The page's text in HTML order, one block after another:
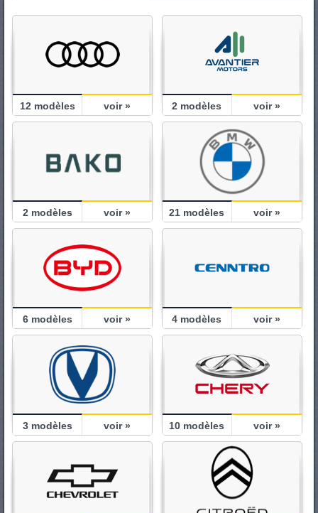
12modèles voir » 2 modèles voir »
2modèles voir » 21 modèles voir »
6modèles voir » 4 modèles voir »
3modèles voir » 10 modèles voir »